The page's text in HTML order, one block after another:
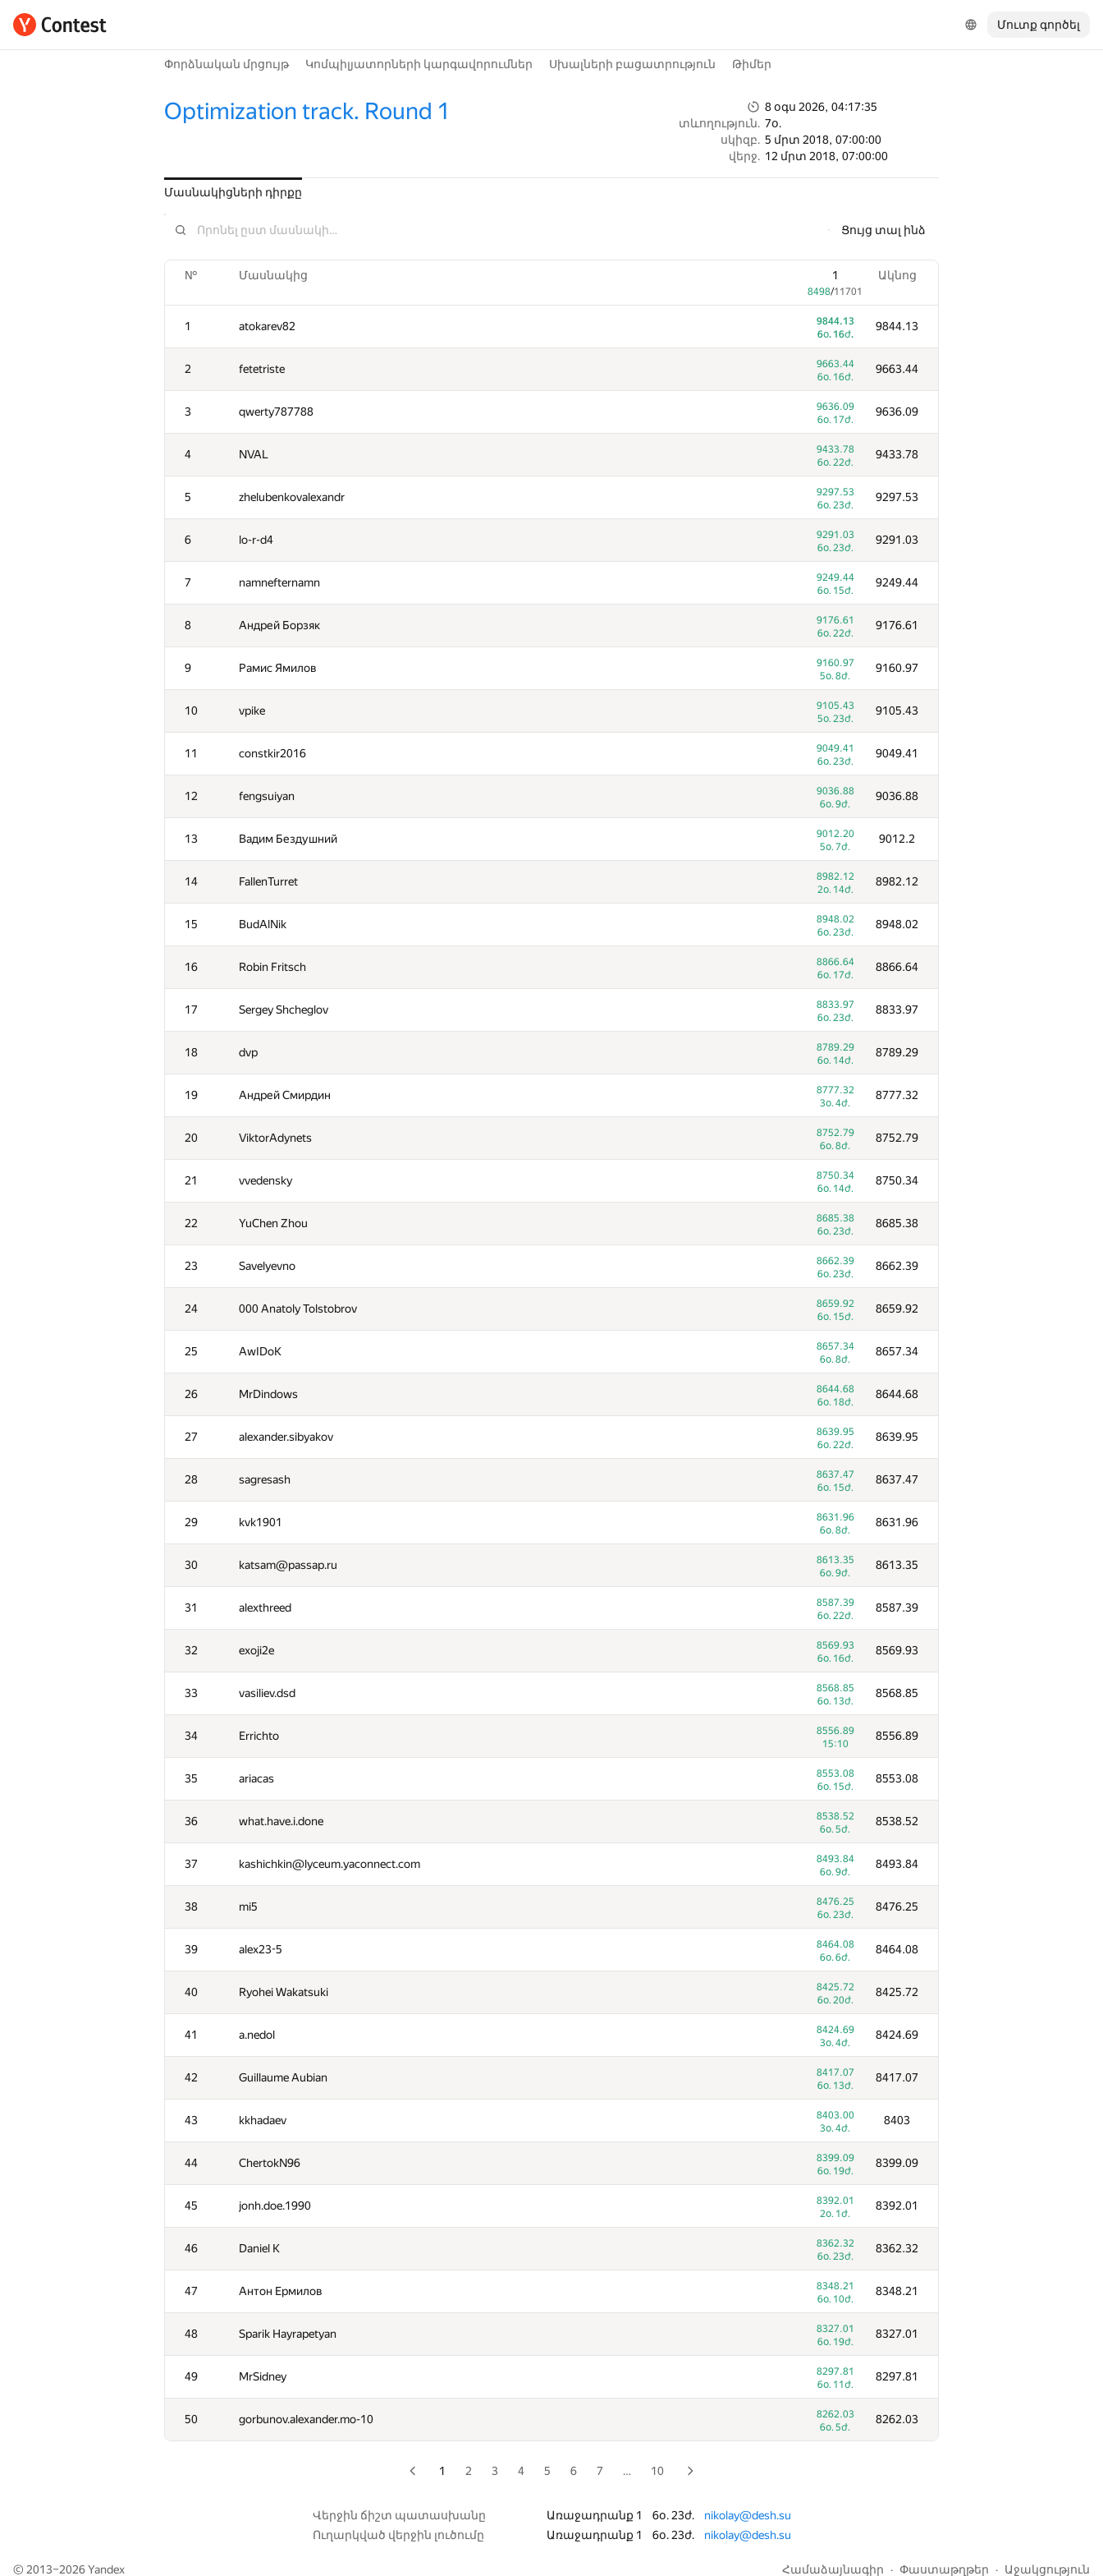
Մուտք գործել
Փորձնական մրցույթ Կոմպիլյատորների կարգավորումներ Սխալների բացատրություն Թիմեր
Optimization track. Round 1
8 օգս 2026, 04:17:35
տևողություն. 7օ.
սկիզբ. 5 մրտ 2018, 07:00:00
վերջ. 12 մրտ 2018, 07:00:00
Մասնակիցների դիրքը
Ցույց տալ ինձ
№ Մասնակից 1
8498/11701
Ակնոց
1 atokarev82
9844.13
6օ. 16ժ.
9844.13
2 fetetriste
9663.44
6օ. 16ժ.
9663.44
3 qwerty787788
9636.09
6օ. 17ժ.
9636.09
4 NVAL
9433.78
6օ. 22ժ.
9433.78
5 zhelubenkovalexandr
9297.53
6օ. 23ժ.
9297.53
6 lo-r-d4
9291.03
6օ. 23ժ.
9291.03
7 namnefternamn
9249.44
6օ. 15ժ.
9249.44
8 Андрей Борзяк
9176.61
6օ. 22ժ.
9176.61
9 Рамис Ямилов
9160.97
5օ. 8ժ.
9160.97
10 vpike
9105.43
5օ. 23ժ.
9105.43
11 constkir2016
9049.41
6օ. 23ժ.
9049.41
12 fengsuiyan
9036.88
6օ. 9ժ.
9036.88
13 Вадим Бездушний
9012.20
5օ. 7ժ.
9012.2
14 FallenTurret
8982.12
2օ. 14ժ.
8982.12
15 BudAlNik
8948.02
6օ. 23ժ.
8948.02
16 Robin Fritsch
8866.64
6օ. 17ժ.
8866.64
17 Sergey Shcheglov
8833.97
6օ. 23ժ.
8833.97
18 dvp
8789.29
6օ. 14ժ.
8789.29
19 Андрей Смирдин
8777.32
3օ. 4ժ.
8777.32
20 ViktorAdynets
8752.79
6օ. 8ժ.
8752.79
21 vvedensky
8750.34
6օ. 14ժ.
8750.34
22 YuChen Zhou
8685.38
6օ. 23ժ.
8685.38
23 Savelyevno
8662.39
6օ. 23ժ.
8662.39
24 000 Anatoly Tolstobrov
8659.92
6օ. 15ժ.
8659.92
25 AwIDoK
8657.34
6օ. 8ժ.
8657.34
26 MrDindows
8644.68
6օ. 18ժ.
8644.68
27 alexander.sibyakov
8639.95
6օ. 22ժ.
8639.95
28 sagresash
8637.47
6օ. 15ժ.
8637.47
29 kvk1901
8631.96
6օ. 8ժ.
8631.96
30 katsam@passap.ru
8613.35
6օ. 9ժ.
8613.35
31 alexthreed
8587.39
6օ. 22ժ.
8587.39
32 exoji2e
8569.93
6օ. 16ժ.
8569.93
33 vasiliev.dsd
8568.85
6օ. 13ժ.
8568.85
34 Errichto
8556.89
15:10
8556.89
35 ariacas
8553.08
6օ. 15ժ.
8553.08
36 what.have.i.done
8538.52
6օ. 5ժ.
8538.52
37 kashichkin@lyceum.yaconnect.com
8493.84
6օ. 9ժ.
8493.84
38 mi5
8476.25
6օ. 23ժ.
8476.25
39 alex23-5
8464.08
6օ. 6ժ.
8464.08
40 Ryohei Wakatsuki
8425.72
6օ. 20ժ.
8425.72
41 a.nedol
8424.69
3օ. 4ժ.
8424.69
42 Guillaume Aubian
8417.07
6օ. 13ժ.
8417.07
43 kkhadaev
8403.00
3օ. 4ժ.
8403
44 ChertokN96
8399.09
6օ. 19ժ.
8399.09
45 jonh.doe.1990
8392.01
2օ. 1ժ.
8392.01
46 Daniel K
8362.32
6օ. 23ժ.
8362.32
47 Антон Ермилов
8348.21
6օ. 10ժ.
8348.21
48 Sparik Hayrapetyan
8327.01
6օ. 19ժ.
8327.01
49 MrSidney
8297.81
6օ. 11ժ.
8297.81
50 gorbunov.alexander.mo-10
8262.03
6օ. 5ժ.
8262.03
8498/11701
1 atokarev82
9844.13
6օ. 16ժ.
9844.13
2 fetetriste
9663.44
6օ. 16ժ.
9663.44
3 qwerty787788
9636.09
6օ. 17ժ.
9636.09
4 NVAL
9433.78
6օ. 22ժ.
9433.78
5 zhelubenkovalexandr
9297.53
6օ. 23ժ.
9297.53
6 lo-r-d4
9291.03
6օ. 23ժ.
9291.03
7 namnefternamn
9249.44
6օ. 15ժ.
9249.44
8 Андрей Борзяк
9176.61
6օ. 22ժ.
9176.61
9 Рамис Ямилов
9160.97
5օ. 8ժ.
9160.97
10 vpike
9105.43
5օ. 23ժ.
9105.43
11 constkir2016
9049.41
6օ. 23ժ.
9049.41
12 fengsuiyan
9036.88
6օ. 9ժ.
9036.88
13 Вадим Бездушний
9012.20
5օ. 7ժ.
9012.2
14 FallenTurret
8982.12
2օ. 14ժ.
8982.12
15 BudAlNik
8948.02
6օ. 23ժ.
8948.02
1 2 3 4 5 6 7 … 10
Վերջին ճիշտ պատասխանը Առաջադրանք 1 6օ. 23ժ.
nikolay@desh.su
Ուղարկված վերջին լուծումը
Առաջադրանք 1 6օ. 23ժ. nikolay@desh.su
© 2013–2026Yandex Համաձայնագիր Փաստաթղթեր Աջակցություն